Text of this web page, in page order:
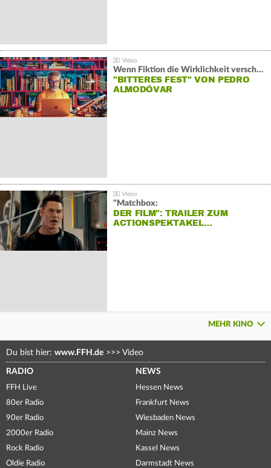
Wenn Fiktion die Wirklichkeit verschiebt:
"BITTERES FEST" VON PEDRO
ALMODÓVAR
"Matchbox:
DER FILM": TRAILER ZUM
ACTIONSPEKTAKEL…
MEHR KINO
Du bist hier: www.FFH.de >>> Video
RADIO
FFH Live
80er Radio
90er Radio
2000er Radio
Rock Radio
Oldie Radio
NEWS
Hessen News
Frankfurt News
Wiesbaden News
Mainz News
Kassel News
Darmstadt News